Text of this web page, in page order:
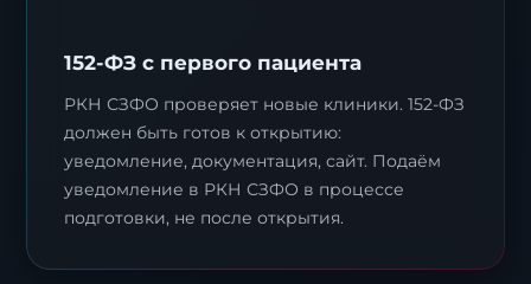
152-ФЗ с первого пациента
РКН СЗФО проверяет новые клиники. 152-ФЗ
должен быть готов к открытию:
уведомление, документация, сайт. Подаём
уведомление в РКН СЗФО в процессе
подготовки, не после открытия.